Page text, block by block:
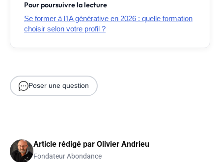
Pour poursuivre la lecture
Se former à l’IA générative en 2026 : quelle formation
choisir selon votre profil ?
Poser une question
Article rédigé par Olivier Andrieu
Fondateur Abondance